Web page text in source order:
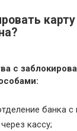
с
банка с
кассу;